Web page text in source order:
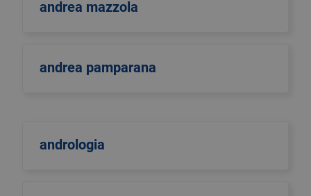
andrea mazzola
andrea pamparana
andrologia